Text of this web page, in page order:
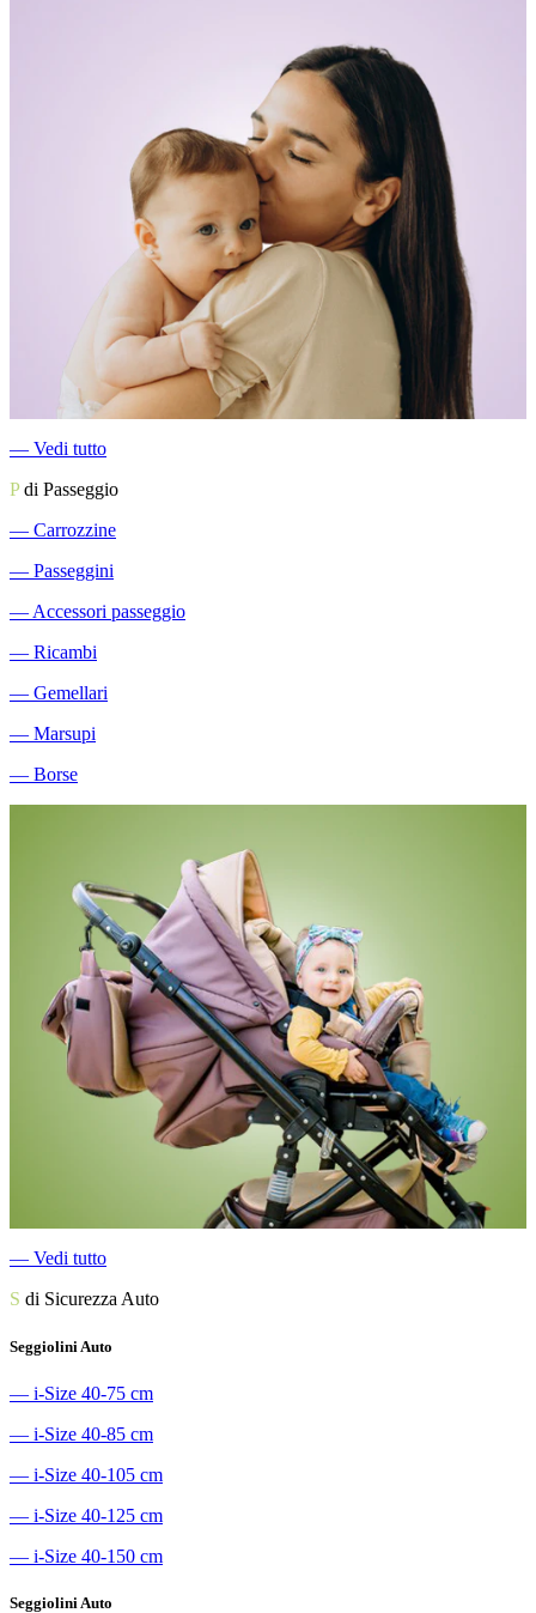
― Vedi tutto
Pdi Passeggio
― Carrozzine
― Passeggini
― Accessori passeggio
― Ricambi
― Gemellari
― Marsupi
― Borse
― Vedi tutto
S di Sicurezza Auto
Seggiolini Auto
― i-Size 40-75 cm
― i-Size 40-85 cm
― i-Size 40-105 cm
― i-Size 40-125 cm
― i-Size 40-150 cm
Seggiolini Auto